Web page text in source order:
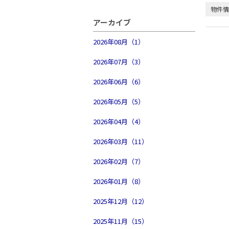
アーカイブ
2026年08月（1）
2026年07月（3）
2026年06月（6）
2026年05月（5）
2026年04月（4）
2026年03月（11）
2026年02月（7）
2026年01月（8）
2025年12月（12）
2025年11月（15）
物件